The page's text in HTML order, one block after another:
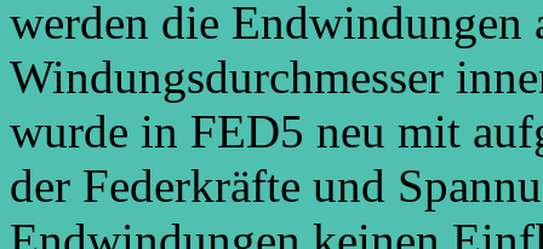
werden die Endwindungen
Windungsdurchmesser
wurde in FED5 neu mit
der Federkräfte und